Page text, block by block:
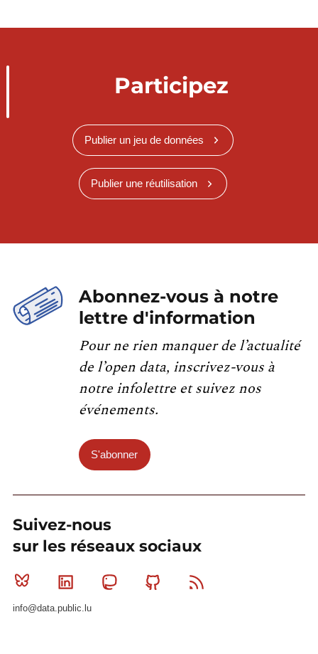
Participez
Publier un jeu de données
Publier une réutilisation
Abonnez-vous à notre
lettre d'information
Pour ne rien manquer de l’actualité
de l’open data, inscrivez-vous à
notre infolettre et suivez nos
événements.
S'abonner
Suivez-nous
sur les réseaux sociaux
Bluesky Linkedin MastodonGithub
info@data.public.lu